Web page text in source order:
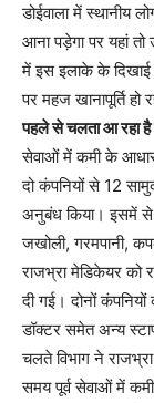
डोईवाला में स्थानीय
आना पड़ेगा पर यहां
में इस इलाके के दिखाई
पर महज खानापूर्ति हो
पहले से चलता आ रहा है
सेवाओं में कमी के आधार
दो कंपनियों से 12
अनुबंध किया। इसमें से
जखोली, गरमपानी,
राजभ्रा मेडिकेयर को
दी गई। दोनों
डॉक्टर समेत अन्य
चलते विभाग ने
समय पूर्व सेवाओं में